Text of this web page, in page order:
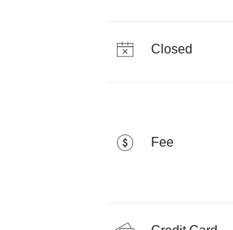
Closed
Fee